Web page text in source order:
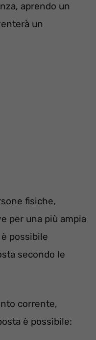
aprendo un
un
fisiche,
per una più ampia
possibile
secondo le
corrente,
è possibile: